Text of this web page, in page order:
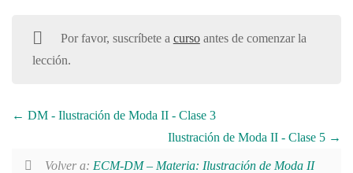
Por favor, suscríbete a cursoantes de comenzar la
lección.
DM - Ilustración de Moda II - Clase 3
Ilustración de Moda II - Clase 5
Volver a: ECM-DM – Materia: Ilustración de Moda II